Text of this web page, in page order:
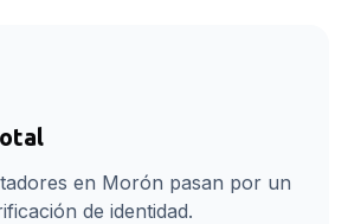
en Morón pasan por un
de identidad.